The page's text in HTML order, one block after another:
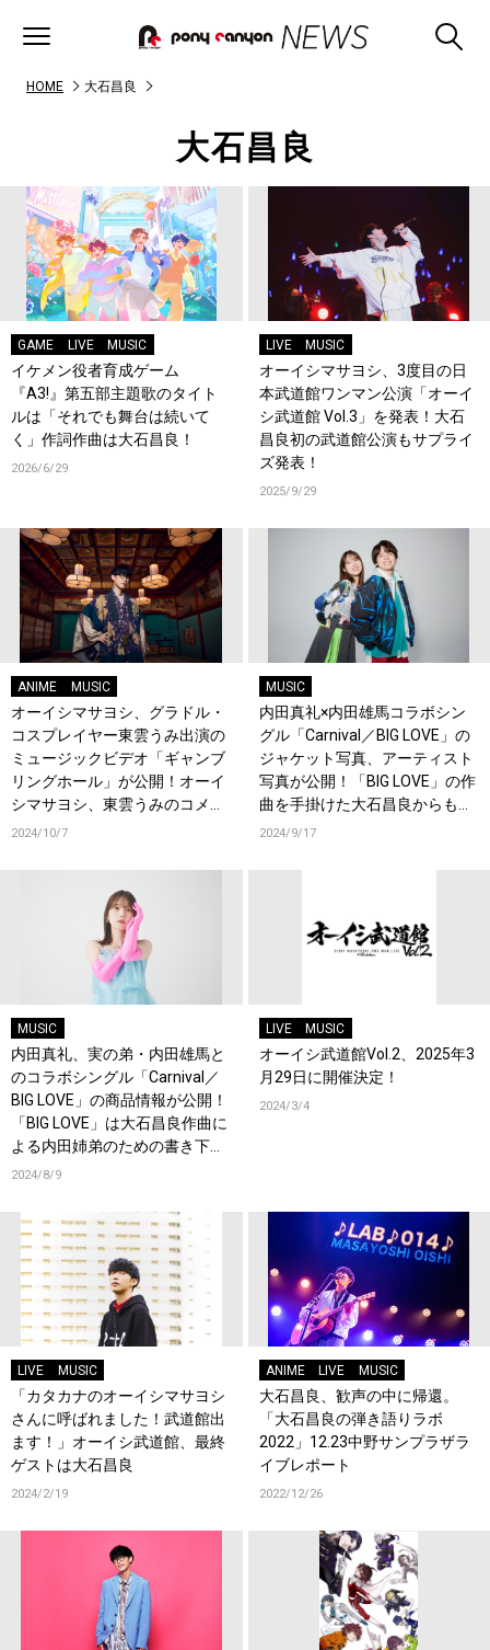
HOME 大石昌良
大石昌良
GAME LIVE MUSIC
イケメン役者育成ゲーム
『A3!』第五部主題歌のタイト
ルは「それでも舞台は続いて
く」作詞作曲は大石昌良！
2026/6/29
LIVE MUSIC
オーイシマサヨシ、3度目の日
本武道館ワンマン公演「オーイ
シ武道館 Vol.3」を発表！大石
昌良初の武道館公演もサプライ
ズ発表！
2025/9/29
ANIME MUSIC
オーイシマサヨシ、グラドル・
コスプレイヤー東雲うみ出演の
ミュージックビデオ「ギャンブ
リングホール」が公開！オーイ
シマサヨシ、東雲うみのコメン
トも到着！
2024/10/7
MUSIC
内田真礼×内田雄馬コラボシン
グル「Carnival／BIG LOVE」の
ジャケット写真、アーティスト
写真が公開！「BIG LOVE」の作
曲を手掛けた大石昌良からもコ
メントが到着！
2024/9/17
MUSIC
内田真礼、実の弟・内田雄馬と
のコラボシングル「Carnival／
BIG LOVE」の商品情報が公開！
「BIG LOVE」は大石昌良作曲に
よる内田姉弟のための書き下ろ
し曲！
2024/8/9
LIVE MUSIC
オーイシ武道館Vol.2、2025年3
月29日に開催決定！
2024/3/4
LIVE MUSIC
「カタカナのオーイシマサヨシ
さんに呼ばれました！武道館出
ます！」オーイシ武道館、最終
ゲストは大石昌良
2024/2/19
ANIME LIVE MUSIC
大石昌良、歓声の中に帰還。
「大石昌良の弾き語りラボ
2022」12.23中野サンプラザラ
イブレポート
2022/12/26